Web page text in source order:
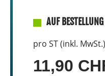
AUF
pro ST (inkl. MwSt.)
11,90